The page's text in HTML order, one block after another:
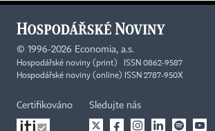
© 1996-2026 Economia, a.s.
Hospodářské noviny (print) ISSN 0862-9587
Hospodářské noviny (online) ISSN 2787-950X
Certifikováno Sledujte nás